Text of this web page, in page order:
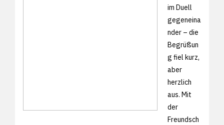
im Duell
gegeneina
nder – die
Begrüßun
g fiel kurz,
aber
herzlich
aus. Mit
der
Freundsch